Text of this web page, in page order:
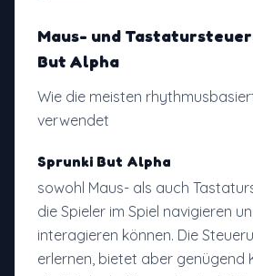
Maus- und
But Alpha
Wie die meisten
verwendet
Sprunki But Alpha
sowohl Maus- als auch
die Spieler im Spiel navigieren
interagieren können. Die
erlernen, bietet aber genügend